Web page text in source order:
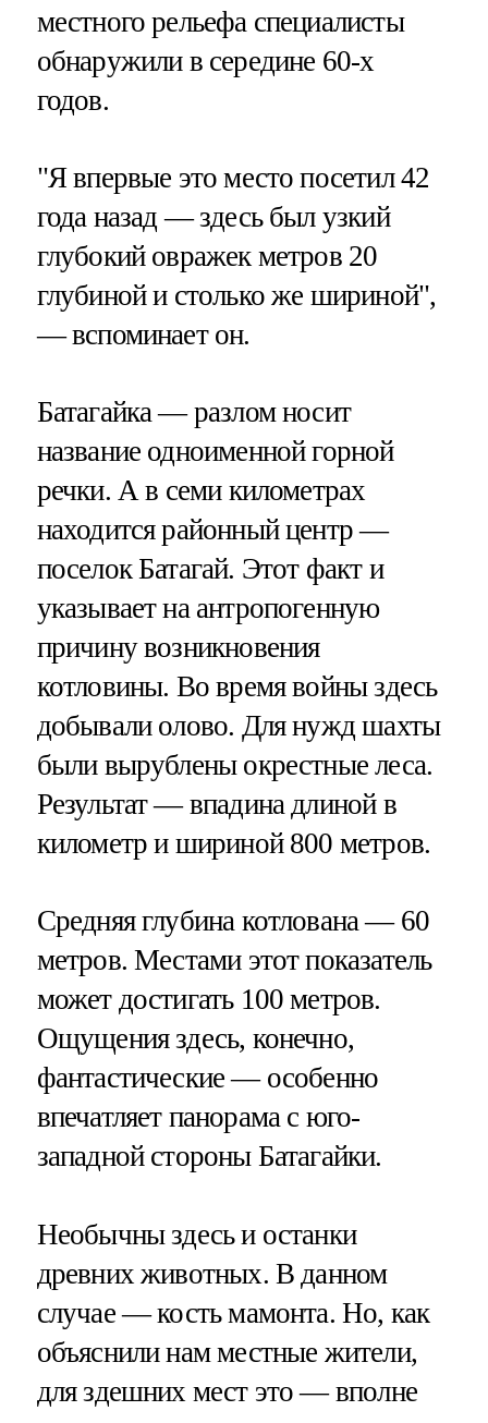
местного рельефа специалисты
обнаружили в середине 60-х
годов.
"Я впервые это место посетил 42
года назад — здесь был узкий
глубокий овражек метров 20
глубиной и столько же шириной",
— вспоминает он.
Батагайка — разлом носит
название одноименной горной
речки. А в семи километрах
находится районный центр —
поселок Батагай. Этот факт и
указывает на антропогенную
причину возникновения
котловины. Во время войны здесь
добывали олово. Для нужд шахты
были вырублены окрестные леса.
Результат — впадина длиной в
километр и шириной 800 метров.
Средняя глубина котлована — 60
метров. Местами этот показатель
может достигать 100 метров.
Ощущения здесь, конечно,
фантастические — особенно
впечатляет панорама с юго-
западной стороны Батагайки.
Необычны здесь и останки
древних животных. В данном
случае — кость мамонта. Но, как
объяснили нам местные жители,
для здешних мест это — вполне